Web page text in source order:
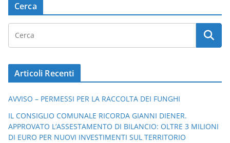
Cerca
Articoli Recenti
AVVISO – PERMESSI PER LA RACCOLTA DEI FUNGHI
IL CONSIGLIO COMUNALE RICORDA GIANNI DIENER.
APPROVATO L’ASSESTAMENTO DI BILANCIO: OLTRE 3 MILIONI
DI EURO PER NUOVI INVESTIMENTI SUL TERRITORIO